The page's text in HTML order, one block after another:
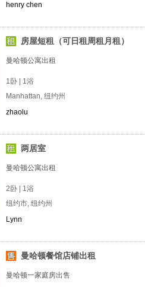
henry chen
房屋短租（可日租周租月租）
曼哈顿公寓出租
1卧 | 1浴
Manhattan, 纽约州
zhaolu
两居室
曼哈顿公寓出租
2卧 | 1浴
纽约市, 纽约州
Lynn
曼哈顿餐馆店铺出租
曼哈顿一家庭房出售